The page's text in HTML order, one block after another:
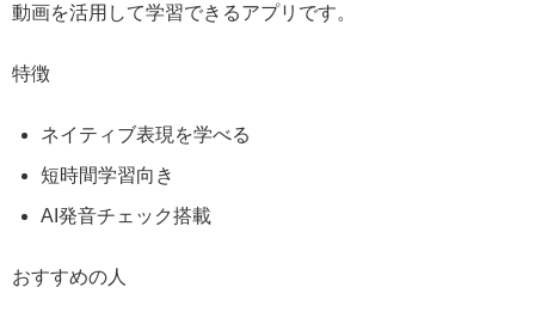
動画を活用して学習できるアプリです。
特徴
ネイティブ表現を学べる
短時間学習向き
AI発音チェック搭載
おすすめの人